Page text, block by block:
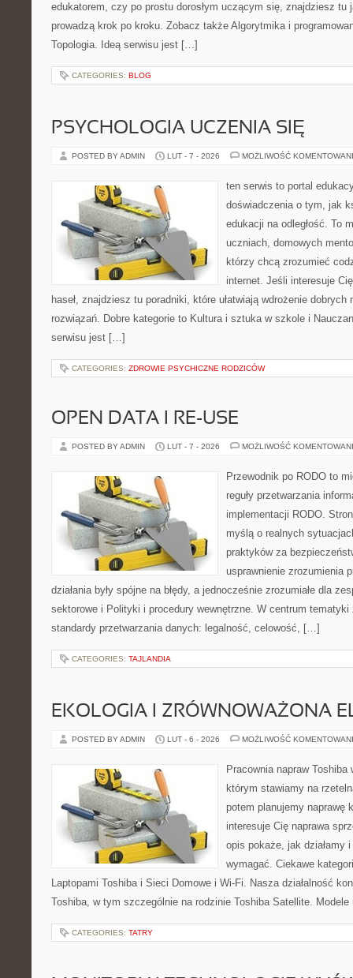
edukatorem, czy po prostu dorosłym uczącym się, znajdziesz tu
prowadzą krok po kroku. Zobacz także Algorytmika i
Topologia. Ideą serwisu jest […]
CATEGORIES: BLOG
PSYCHOLOGIA UCZENIA SIĘ
POSTED BY ADMIN LUT - 7 - 2026 MOŻLIWOŚĆ
ten serwis to portal
doświadczenia o tym, jak
edukacji na odległość. To
uczniach, domowych
którzy chcą zrozumieć
internet. Jeśli interesuje
haseł, znajdziesz tu poradniki, które ułatwiają wdrożenie
rozwiązań. Dobre kategorie to Kultura i sztuka w szkole i
serwisu jest […]
CATEGORIES: ZDROWIE PSYCHICZNE RODZICÓW
OPEN DATA I RE-USE
POSTED BY ADMIN LUT - 7 - 2026 MOŻLIWOŚĆ
Przewodnik po RODO to
reguły przetwarzania
implementacji RODO.
myślą o realnych
praktyków za
usprawnienie zrozumienia
działania były spójne na błędy, a jednocześnie zrozumiałe dla
sektorowe i Polityki i procedury wewnętrzne. W centrum tematyki
standardy przetwarzania danych: legalność, celowość, […]
CATEGORIES: TAJLANDIA
EKOLOGIA I ZRÓWNOWAŻONA
POSTED BY ADMIN LUT - 6 - 2026 MOŻLIWOŚĆ
Pracownia napraw
którym stawiamy na
potem planujemy naprawę
interesuje Cię naprawa
opis pokaże, jak działamy
wymagać. Ciekawe
Laptopami Toshiba i Sieci Domowe i Wi-Fi. Nasza działalność
Toshiba, w tym szczególnie na rodzinie Toshiba Satellite.
CATEGORIES: TATRY